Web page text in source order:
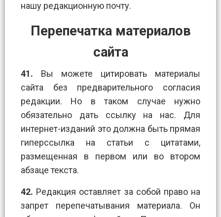
нашу редакционную почту.
Перепечатка материалов
сайта
41. Вы можете цитировать материалы
сайта без предварительного согласия
редакции. Но в таком случае нужно
обязательно дать ссылку на нас. Для
интернет-изданий это должна быть прямая
гиперссылка на статьи с цитатами,
размещенная в первом или во втором
абзаце текста.
42. Редакция оставляет за собой право на
запрет перепечатывания материала. Он